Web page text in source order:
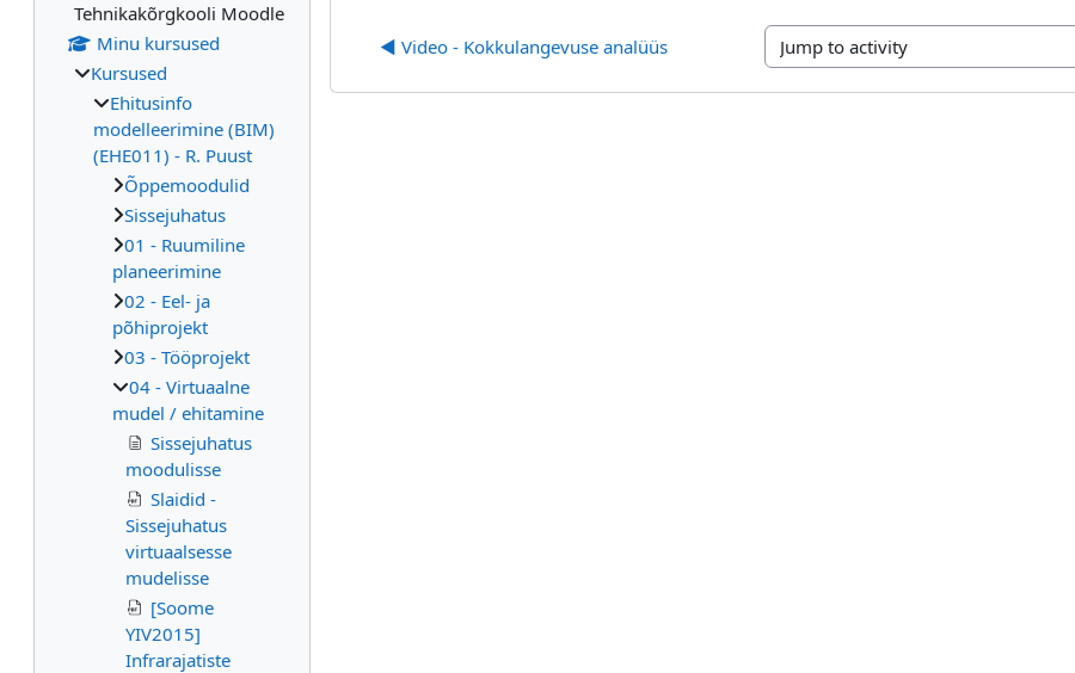
◀︎ Video - Kokkulangevuse analüüs Jump to activity
Tehnikakõrgkooli Moodle
Minu kursused
Kursused
Ehitusinfo
modelleerimine (BIM)
(EHE011) - R. Puust
Õppemoodulid
Sissejuhatus
01 - Ruumiline
planeerimine
02 - Eel- ja
põhiprojekt
03 - Tööprojekt
04 - Virtuaalne
mudel / ehitamine
Sissejuhatus
moodulisse
Slaidid -
Sissejuhatus
virtuaalsesse
mudelisse
[Soome
YIV2015]
Infrarajatiste